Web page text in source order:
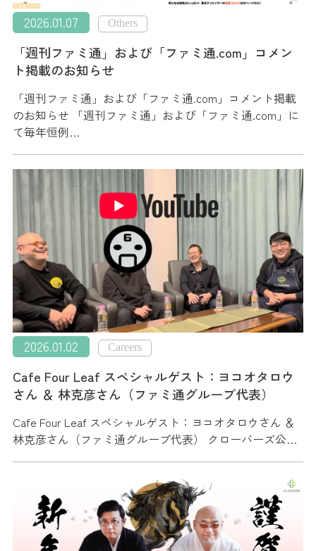
2026.01.07 Others
「週刊ファミ通」および「ファミ通.com」コメン
ト掲載のお知らせ
「週刊ファミ通」および「ファミ通.com」コメント掲載
のお知らせ 「週刊ファミ通」および「ファミ通.com」に
て毎年恒例…
2026.01.02 Careers
Cafe Four Leaf スペシャルゲスト：ヨコオタロウ
さん ＆ 林克彦さん（ファミ通グループ代表）
Cafe Four Leaf スペシャルゲスト：ヨコオタロウさん ＆
林克彦さん（ファミ通グループ代表） クローバーズ公…